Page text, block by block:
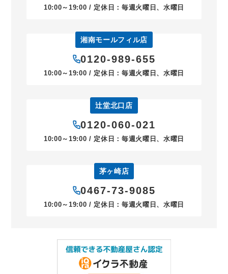
10:00～19:00 / 定休日：毎週火曜日、水曜日
湘南モールフィル店
0120-989-655
10:00～19:00 / 定休日：毎週火曜日、水曜日
辻堂北口店
0120-060-021
10:00～19:00 / 定休日：毎週火曜日、水曜日
茅ヶ崎店
0467-73-9085
10:00～19:00 / 定休日：毎週火曜日、水曜日